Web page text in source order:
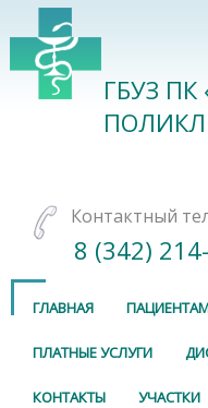
ГБУЗ
Контактный
8 (342)
ГЛАВНАЯ
ПЛАТНЫЕ УСЛУГИ
КОНТАКТЫ УЧАСТКИ